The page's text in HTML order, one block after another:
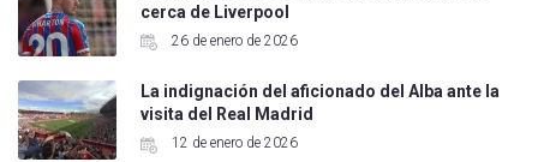
cerca de Liverpool
26 de enero de 2026
La indignación del aficionado del Alba ante la
visita del Real Madrid
12 de enero de 2026